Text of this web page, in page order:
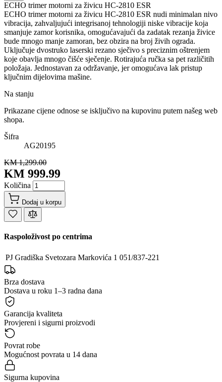
ECHO trimer motorni za živicu HC-2810 ESR
ECHO trimer motorni za živicu HC-2810 ESR nudi minimalan nivo
vibracija, zahvaljujući integrisanoj tehnologiji niske vibracije koja
smanjuje zamor korisnika, omogućavajući da zadatak rezanja živice
bude mnogo manje zamoran, bez obzira na broj živih ograda.
Uključuje dvostruko laserski rezano sječivo s preciznim oštrenjem
koje obavlja mnogo čišće sječenje. Rotirajuća ručka sa pet različitih
položaja. Jednostavan za održavanje, jer omogućava lak pristup
ključnim dijelovima mašine.
Na stanju
Prikazane cijene odnose se isključivo na kupovinu putem našeg web
shopa.
Šifra
AG20195
KM 1,299.00
KM 999.99
Količina
Dodaj u korpu
Raspoloživost po centrima
PJ Gradiška Svetozara Markovića 1 051/837-221
Brza dostava
Dostava u roku 1–3 radna dana
Garancija kvaliteta
Provjereni i sigurni proizvodi
Povrat robe
Mogućnost povrata u 14 dana
Sigurna kupovina